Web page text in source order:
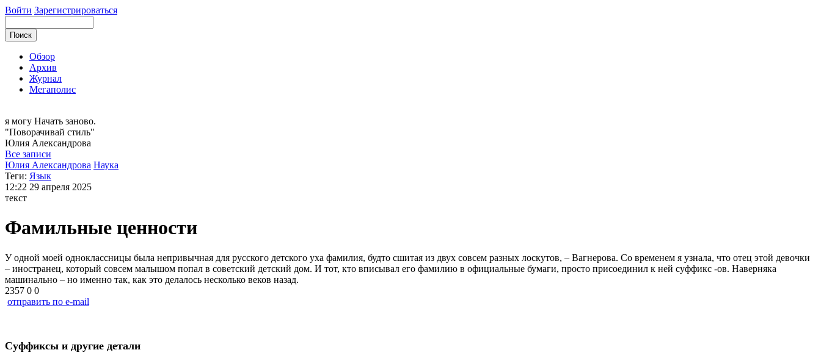
Войти Зарегистрироваться
Обзор
Архив
Журнал
Мегаполис
я могу Начать заново.
"Поворачивай стиль"
Юлия Александрова
Все записи
Юлия Александрова Наука
Теги: Язык
12:22 29 апреля 2025
текст
Фамильные ценности
У одной моей одноклассницы была непривычная для русского детского уха фамилия, будто сшитая из двух совсем разных лоскутов, – Вагнерова. Со временем я узнала, что отец этой девочки
– иностранец, который совсем малышом попал в советский детский дом. И тот, кто вписывал его фамилию в официальные бумаги, просто присоединил к ней суффикс -ов. Наверняка
машинально – но именно так, как это делалось несколько веков назад.
2357 0 0
отправить по e-mail
Суффиксы и другие детали